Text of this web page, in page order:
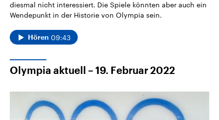
diesmal nicht interessiert. Die Spiele könnten aber auch ein
Wendepunkt in der Historie von Olympia sein.
Hören 09:43
Olympia aktuell – 19. Februar 2022